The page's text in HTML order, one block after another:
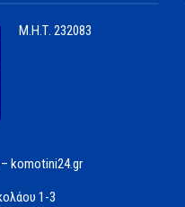
Μ.Η.Τ. 232083
komotini24.gr
1-3